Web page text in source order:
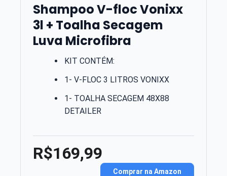
Shampoo V-floc Vonixx
3l + Toalha Secagem
Luva Microfibra
KIT CONTÉM:
1- V-FLOC 3 LITROS VONIXX
1- TOALHA SECAGEM 48X88
DETAILER
R$169,99
Comprar na Amazon